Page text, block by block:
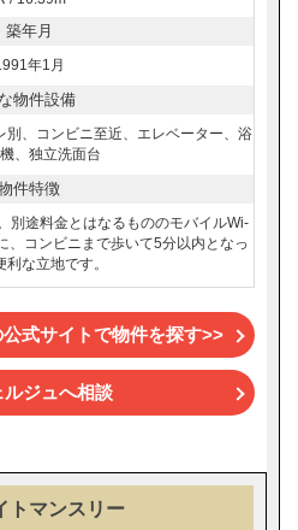
築年月
年1月
物件設備
別、コンビニ至近、エレベーター、浴
、独立洗面台
件特徴
別途料金とはなるもののモバイルWi-
、コンビニまで歩いて5分以内となっ
利な立地です。
式サイトで物件を探す>>
ルジュへ相談
トマンスリー